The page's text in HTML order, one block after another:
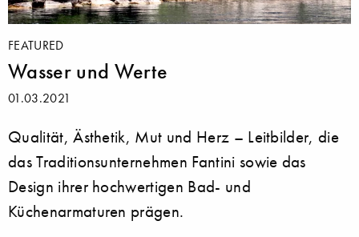
FEATURED
Wasser und Werte
01.03.2021
Qualität, Ästhetik, Mut und Herz – Leitbilder, die
das Traditionsunternehmen Fantini sowie das
Design ihrer hochwertigen Bad- und
Küchenarmaturen prägen.